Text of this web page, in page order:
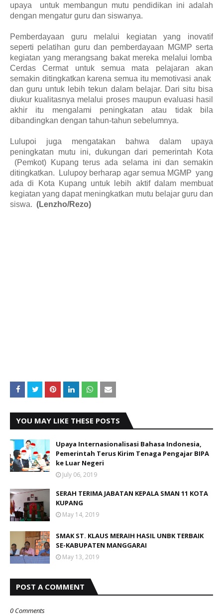
upaya
untuk membangun mutu pendidikan ini adalah
dengan mengatur guru dan siswanya.
Pemberdayaan guru melalui kegiatan yang inovatif
seperti pelatihan guru dan pemberdayaan MGMP serta
kegiatan yang merangsang bakat mereka melalui lomba
Cerdas Cermat untuk semua mata pelajaran akan
semakin ditingkatkan karena semua itu memotivasi anak
dan guru untuk lebih tekun dalam belajar. Dari situ bisa
diukur kualitasnya melalui proses maupun evaluasi hasil
akhir itu mengalami peningkatan atau tidak bila
dibandingkan dengan tahun-tahun sebelumnya.
Lulupoi juga mengatakan bahwa dalam upaya
peningkatan mutu ini, dukungan dari pemerintah Kota
(Pemkot) Kupang terus ada selama ini dan semakin
ditingkatkan.
Lulupoy berharap agarsemua MGMP yang
ada di Kota Kupang untuk lebih aktif dalam membuat
kegiatan yang dapat meningkatkan mutu belajar guru dan
siswa. (Lenzho/Rezo)
YOU MAY LIKE THESE POSTS
Upaya Internasionalisasi Bahasa Indonesia,
Pemerintah Terus Kirim Tenaga Pengajar BIPA
ke Luar Negeri
July 06, 2019
SERAH TERIMA JABATAN KEPALA SMAN 11 KOTA
KUPANG
May 14, 2019
SMAK ST. KLAUS MERAIH HASIL UNBK TERBAIK
SE-KABUPATEN MANGGARAI
May 13, 2019
POST A COMMENT
0 Comments